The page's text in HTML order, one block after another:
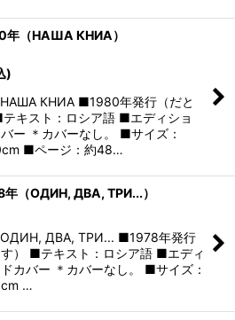
年（НАША КНИА）
)
КНИА ■1980年発行（だと
キスト：ロシア語 ■エディショ
ー ＊カバーなし。 ■サイズ：
■ページ：約48…
年（ОДИН, ДВА, ТРИ...）
ОДИН, ДВА, ТРИ... ■1978年発行
す） ■テキスト：ロシア語 ■エディ
カバー ＊カバーなし。 ■サイズ：
…